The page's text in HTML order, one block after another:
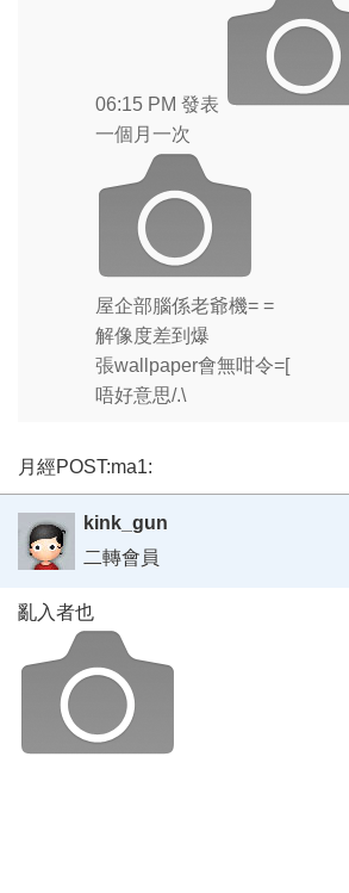
06:15 PM 發表
一個月一次
屋企部腦係老爺機= =
解像度差到爆
張wallpaper會無咁令=[
唔好意思/.\
月經POST:ma1:
kink_gun
二轉會員
亂入者也